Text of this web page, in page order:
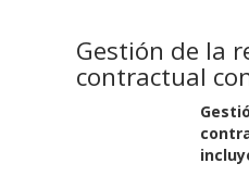
Gestión de la
contractual